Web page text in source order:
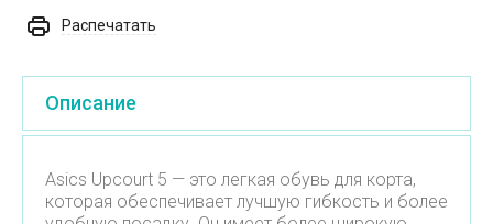
Распечатать
Описание
Asics Upcourt 5 — это легкая обувь для корта,
которая обеспечивает лучшую гибкость и более